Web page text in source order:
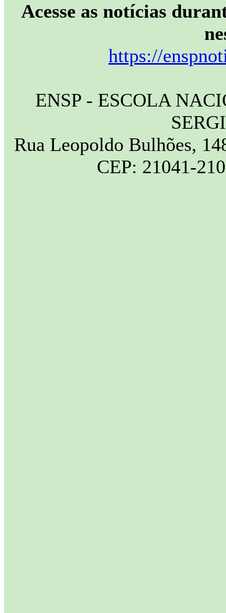
Acesse as notícias
https://
ENSP - ESCOLA
Rua Leopoldo Bulhões,
CEP: 21041-